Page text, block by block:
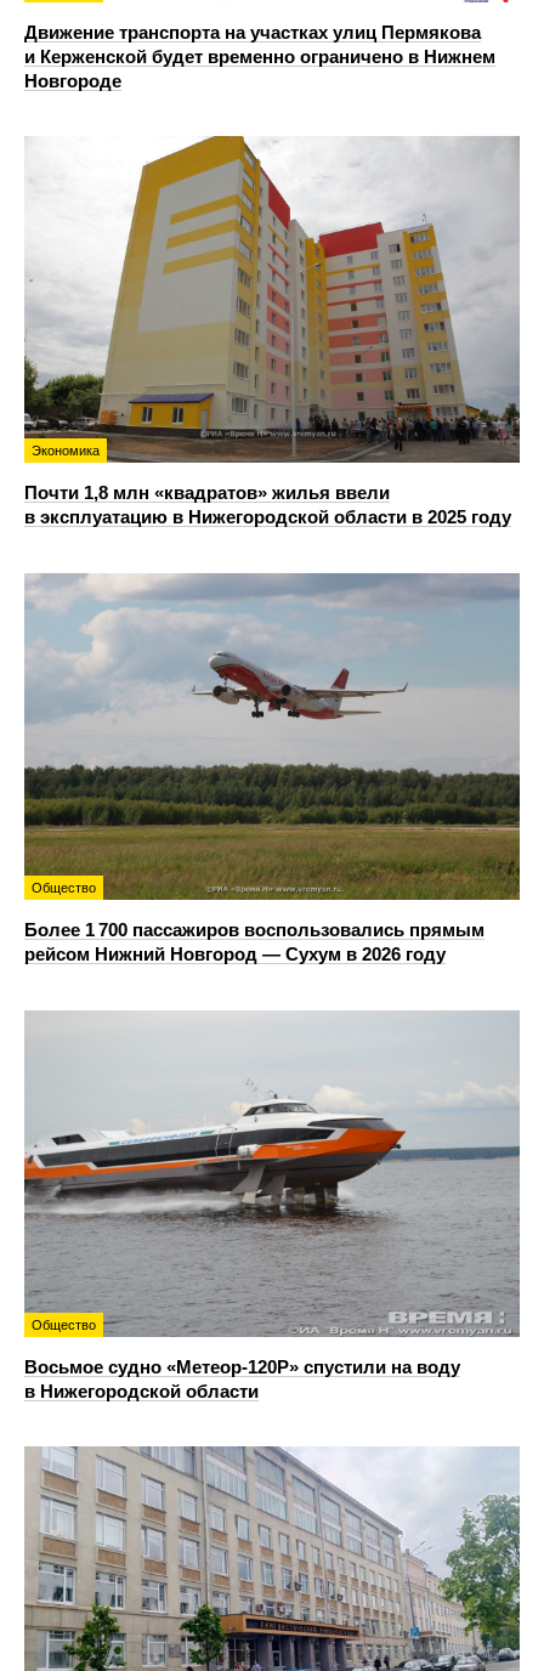
Движение транспорта на участках улиц Пермякова
и Керженской будет временно ограничено в Нижнем
Новгороде
Экономика
Почти 1,8 млн «квадратов» жилья ввели
в эксплуатацию в Нижегородской области в 2025 году
Общество
Более 1 700 пассажиров воспользовались прямым
рейсом Нижний Новгород — Сухум в 2026 году
Общество
Восьмое судно «Метеор-120Р» спустили на воду
в Нижегородской области